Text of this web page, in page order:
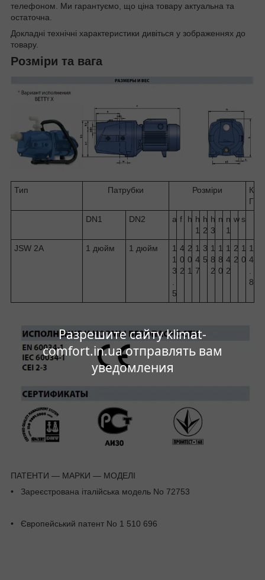
Разрешите сайту klimat-
comfort.in.ua отправлять вам
уведомления
телефоном. Ми гарантуємо, що ціна товару актуальна та
остаточна.
Докладні технічні характеристики дивіться у зображеннях до
товару.
Розміри та вага
Тип Патрубки Розміри
К
Г
DN1
DN2 a f h h
1
h
2
h
3
n n
1
ws
JSW 2A 1 дюйм 1 дюйм
1
1
3
5
4
0
2
2
0
1
1
4
7
3
5
1
8
2
1
8
0
1
4
2
2
2
1
0
1
4
8
ПАТЕНТИ ― МАРКИ — МОДЕЛІ
• Зареєстрована італійська модель No 72753
• Європейський патент No 1 510 696